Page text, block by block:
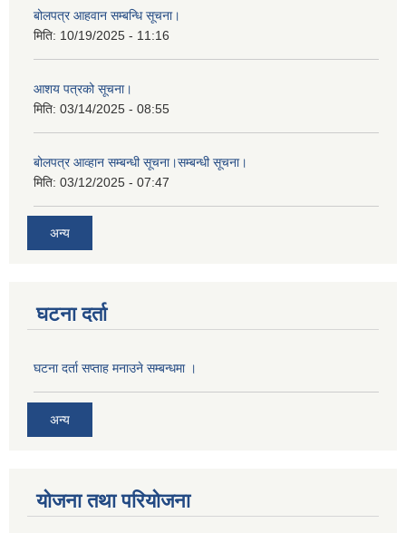
बोलपत्र आहवान सम्बन्धि सूचना।
मिति: 10/19/2025 - 11:16
आशय पत्रको सूचना।
मिति: 03/14/2025 - 08:55
बोलपत्र आव्हान सम्बन्धी सूचना।सम्बन्धी सूचना।
मिति: 03/12/2025 - 07:47
अन्य
घटना दर्ता
घटना दर्ता सप्ताह मनाउने सम्बन्धमा ।
अन्य
योजना तथा परियोजना